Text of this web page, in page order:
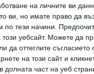
на личните ви
ви, но имате право да
по тези начини.
уебсайт. Можете да
да оттеглите съгласието
на този сайт и
долната част на уеб
на 22: ето как да
2026 г.